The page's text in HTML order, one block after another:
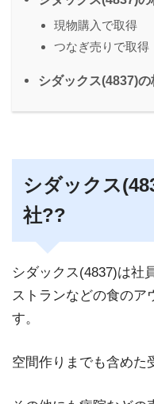
現物購入で取得
つなぎ売りで取得
シダックス(4837)
シダックス
社??
シダックス(4837)は社
ストランなどの食のア
す。
空間作りまでも含めた